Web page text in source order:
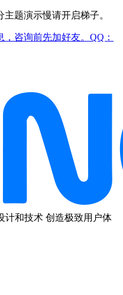
题演示慢请开启梯子。
咨询前先加好友。QQ：
计和技术 创造极致用户体